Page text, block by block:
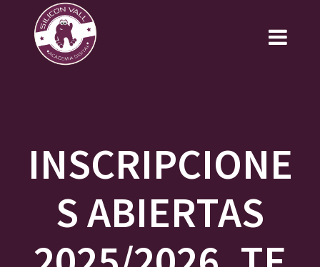
INSCRIPCIONE
S ABIERTAS